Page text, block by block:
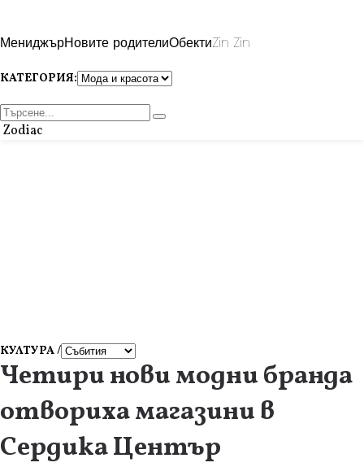
МениджърНовите родителиОбектиZin Zin
КАТЕГОРИЯ:
Zodiac
КУЛТУРА /
Четири нови модни бранда
отвориха магазини в
Сердика Център